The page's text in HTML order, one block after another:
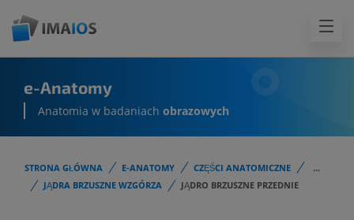
e-Anatomy
Anatomia w badaniach obrazowych
STRONA GŁÓWNA E-ANATOMY CZĘŚCI ANATOMICZNE
...
JĄDRA BRZUSZNE WZGÓRZA
JĄDRO BRZUSZNE PRZEDNIE